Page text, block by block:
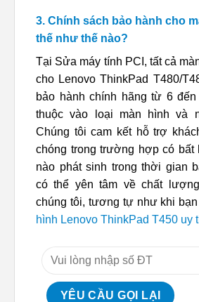
3. Chính sách bảo hành cho
thế như thế nào?
Tại Sửa máy tính PCI, tất cả
cho Lenovo ThinkPad T480/
bảo hành chính hãng từ 6
thuộc vào loại màn hình và
Chúng tôi cam kết hỗ trợ
chóng trong trường hợp có bất
nào phát sinh trong thời gian
có thể yên tâm về chất
chúng tôi, tương tự như khi
hình Lenovo ThinkPad T450 uy